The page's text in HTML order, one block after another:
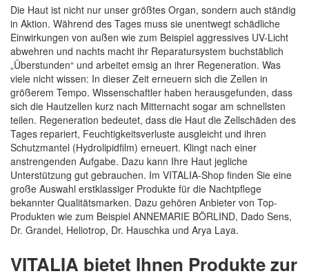
Die Haut ist nicht nur unser größtes Organ, sondern auch ständig
in Aktion. Während des Tages muss sie unentwegt schädliche
Einwirkungen von außen wie zum Beispiel aggressives UV-Licht
abwehren und nachts macht ihr Reparatursystem buchstäblich
„Überstunden“ und arbeitet emsig an ihrer Regeneration. Was
viele nicht wissen: In dieser Zeit erneuern sich die Zellen in
größerem Tempo. Wissenschaftler haben herausgefunden, dass
sich die Hautzellen kurz nach Mitternacht sogar am schnellsten
teilen. Regeneration bedeutet, dass die Haut die Zellschäden des
Tages repariert, Feuchtigkeitsverluste ausgleicht und ihren
Schutzmantel (Hydrolipidfilm) erneuert. Klingt nach einer
anstrengenden Aufgabe. Dazu kann Ihre Haut jegliche
Unterstützung gut gebrauchen. Im VITALIA-Shop finden Sie eine
große Auswahl erstklassiger Produkte für die Nachtpflege
bekannter Qualitätsmarken. Dazu gehören Anbieter von Top-
Produkten wie zum Beispiel ANNEMARIE BÖRLIND, Dado Sens,
Dr. Grandel, Heliotrop, Dr. Hauschka und Arya Laya.
VITALIA bietet Ihnen Produkte zur